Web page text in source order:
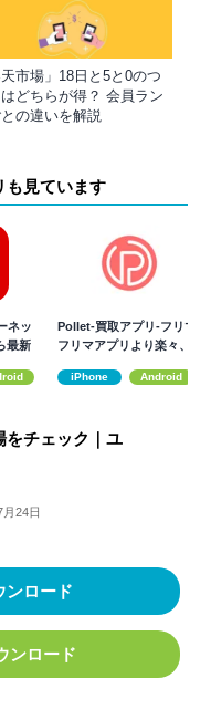
天市場」18日と5と0のつ
はどちらが得？ 会員ラン
の違いを解説
も見ています
ネッ
最新
Pollet-買取アプリ-フリマ/
フリマアプリより楽々、
iPhone Android
をチェック｜ユ
24日
ンロード
ンロード